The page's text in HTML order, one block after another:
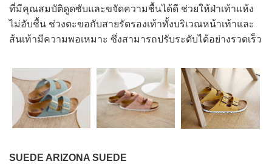
ที่มีคุณสมบัติดูดซับและขจัดความชื้นได้ดี ช่วยให้ฝ่าเท้าแห้ง
ไม่อับชื้น ช่วงตะขอกับสายรัดรองเท้าทั้งบริเวณหน้าเท้าและ
ส้นเท้ามีความพอเหมาะ ซึ่งสามารถปรับระดับได้อย่างรวดเร็ว
SUEDE ARIZONA SUEDE